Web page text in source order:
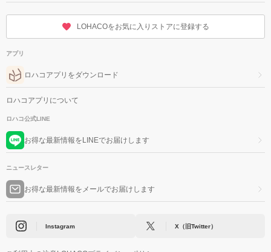
LOHACOをお気に入りストアに登録する
アプリ
ロハコアプリをダウンロード
ロハコアプリについて
ロハコ公式LINE
お得な最新情報をLINEでお届けします
ニュースレター
お得な最新情報をメールでお届けします
Instagram X（旧Twitter）